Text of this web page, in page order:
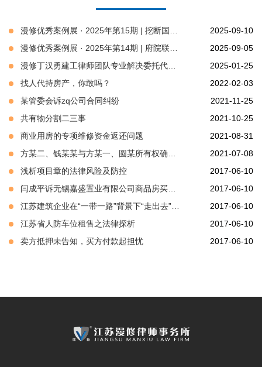
2025-09-10
2025-09-05
2025-01-25
找人代持房产，你敢吗？
2022-02-03
某管委会诉zq公司合同纠纷
2021-11-25
共有物分割二三事
2021-10-25
商业用房的专项维修资金返还问题
2021-08-31
2021-07-08
浅析项目章的法律风险及防控
2017-06-10
2017-06-10
2017-06-10
江苏省人防车位租售之法律探析
2017-06-10
卖方抵押未告知，买方付款起担忧
2017-06-10